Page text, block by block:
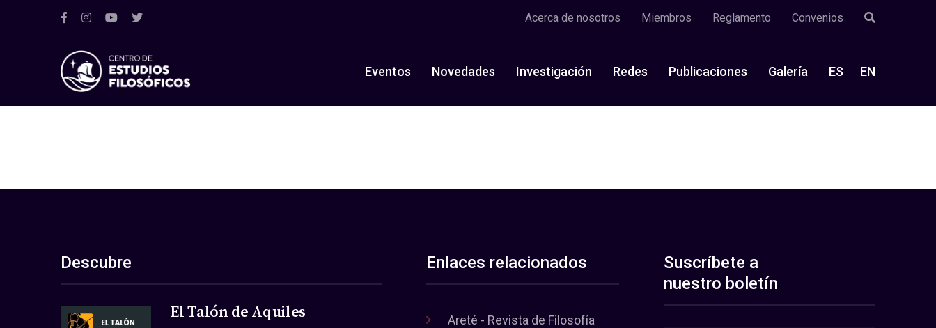
Acerca de nosotros Miembros Reglamento Convenios
Eventos Novedades Investigación Redes Publicaciones Galería ES EN
Descubre
El Talón de Aquiles
Enlaces relacionados
Areté - Revista de Filosofía
Suscríbete a
nuestro boletín